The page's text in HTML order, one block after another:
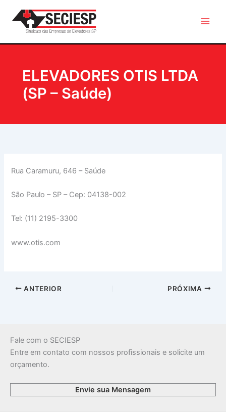
para
conteúdo
ELEVADORES OTIS LTDA
(SP – Saúde)
Rua Caramuru, 646 – Saúde
São Paulo – SP – Cep: 04138-002
Tel: (11) 2195-3300
www.otis.com
ANTERIOR PRÓXIMA
Fale com o SECIESP
Entre em contato com nossos profissionais e solicite um
orçamento.
Envie sua Mensagem